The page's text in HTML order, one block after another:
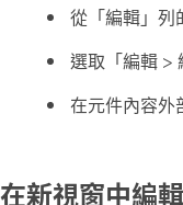
從「編輯」列
選取「編輯 >
在元件內容外
在新視窗中編